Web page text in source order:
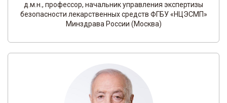
д.м.н., профессор, начальник управления экспертизы
безопасности лекарственных средств ФГБУ «НЦЭСМП»
Минздрава России (Москва)